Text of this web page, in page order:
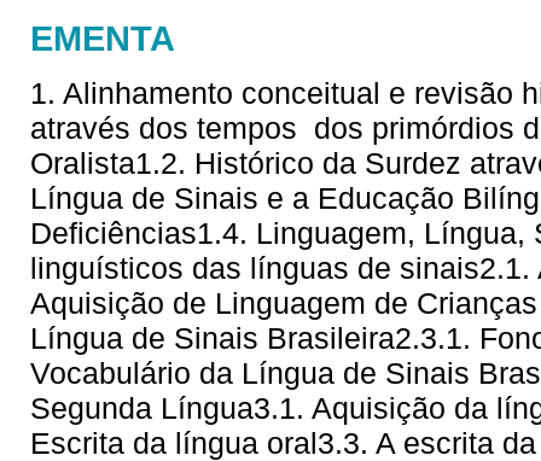
EMENTA
1. Alinhamento conceitual e revisão
através dos tempos  dos primórdios
Oralista1.2. Histórico da Surdez
Língua de Sinais e a Educação
Deficiências1.4. Linguagem,
linguísticos das línguas de
Aquisição de Linguagem de
Língua de Sinais Brasileira2.3.1.
Vocabulário da Língua de Sinais
Segunda Língua3.1. Aquisição da
Escrita da língua oral3.3. A escrita